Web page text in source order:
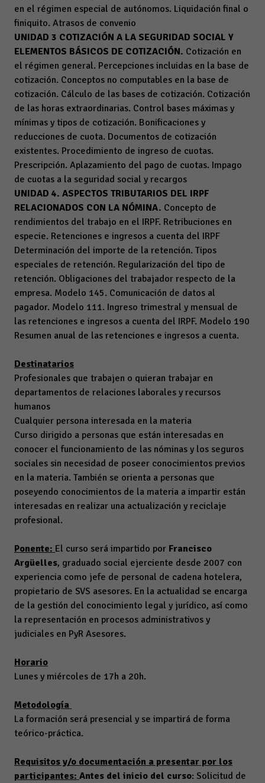
en el régimen especial de autónomos. Liquidación final o
finiquito. Atrasos de convenio
UNIDAD 3 COTIZACIÓN A LA SEGURIDAD SOCIAL Y
ELEMENTOS BÁSICOS DE COTIZACIÓN. Cotización en
el régimen general. Percepciones incluidas en la base de
cotización. Conceptos no computables en la base de
cotización. Cálculo de las bases de cotización. Cotización
de las horas extraordinarias. Control bases máximas y
mínimas y tipos de cotización. Bonificaciones y
reducciones de cuota. Documentos de cotización
existentes. Procedimiento de ingreso de cuotas.
Prescripción. Aplazamiento del pago de cuotas. Impago
de cuotas a la seguridad social y recargos
UNIDAD 4. ASPECTOS TRIBUTARIOS DEL IRPF
RELACIONADOS CON LA NÓMINA. Concepto de
rendimientos del trabajo en el IRPF. Retribuciones en
especie. Retenciones e ingresos a cuenta del IRPF
Determinación del importe de la retención. Tipos
especiales de retención. Regularización del tipo de
retención. Obligaciones del trabajador respecto de la
empresa. Modelo 145. Comunicación de datos al
pagador. Modelo 111. Ingreso trimestral y mensual de
las retenciones e ingresos a cuenta del IRPF. Modelo 190
Resumen anual de las retenciones e ingresos a cuenta.
Destinatarios
Profesionales que trabajen o quieran trabajar en
departamentos de relaciones laborales y recursos
humanos
Cualquier persona interesada en la materia
Curso dirigido a personas que están interesadas en
conocer el funcionamiento de las nóminas y los seguros
sociales sin necesidad de poseer conocimientos previos
en la materia. También se orienta a personas que
poseyendo conocimientos de la materia a impartir están
interesadas en realizar una actualización y reciclaje
profesional.
Ponente: El curso será impartido por Francisco
Argüelles, graduado social ejerciente desde 2007 con
experiencia como jefe de personal de cadena hotelera,
propietario de SVS asesores. En la actualidad se encarga
de la gestión del conocimiento legal y jurídico, así como
la representación en procesos administrativos y
judiciales en PyR Asesores.
Horario
Lunes y miércoles de 17h a 20h.
Metodología
La formación será presencial y se impartirá de forma
teórico-práctica.
Requisitos y/o documentación a presentar por los
participantes: Antes del inicio del curso: Solicitud de